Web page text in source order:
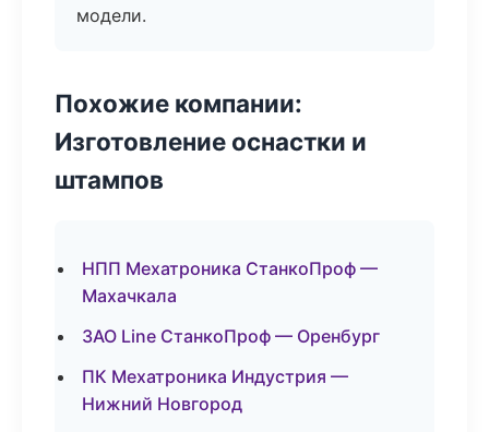
модели.
Похожие компании:
Изготовление оснастки и
штампов
НПП Мехатроника СтанкоПроф —
Махачкала
ЗАО Line СтанкоПроф — Оренбург
ПК Мехатроника Индустрия —
Нижний Новгород